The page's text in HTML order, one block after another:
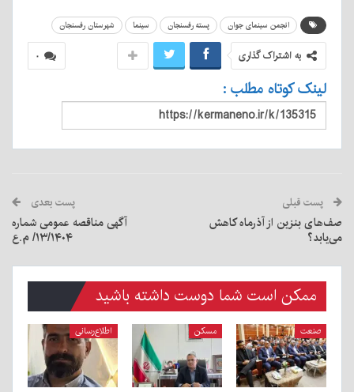
انجمن سینمای جوان پسته رفسنجان سینما شهرستان رفسنجان
۰ به اشتراک گذاری
لینک کوتاه مطلب :
پست قبلی
صف‌های بنزین از آذرماه کاهش
می‌یابد؟
پست بعدی
آگهی مناقصه عمومی شماره
۱۳/۱۴۰۴/ م.ع
ممکن است شما دوست داشته باشید
صنعت مسکن اطلاع‌رسانی